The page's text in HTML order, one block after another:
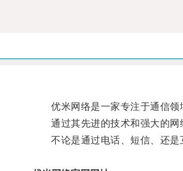
优米网络是一家专注于通信领
通过其先进的技术和强大的网
不论是通过电话、短信、还是